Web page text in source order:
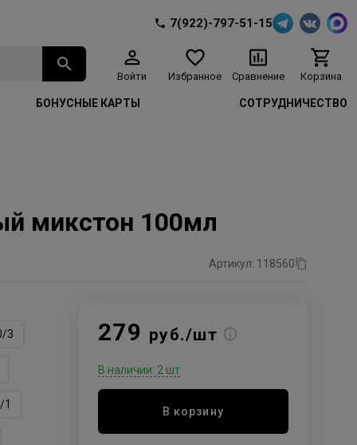
7(922)-797-51-15
Войти Избранное Сравнение Корзина
БОНУСНЫЕ КАРТЫ СОТРУДНИЧЕСТВО
микстон 100мл
Артикул: 118560
3
1
279 руб./шт
В наличии: 2 шт
В корзину